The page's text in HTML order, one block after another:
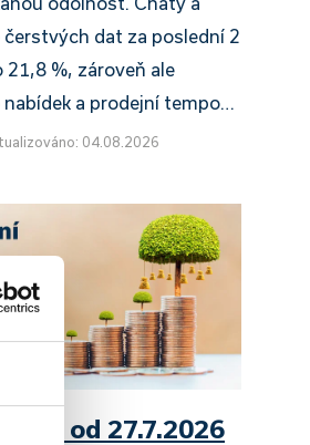
dat za poslední 2
21,8 %, zároveň ale
a prodejní tempo…
04.08.2026
Bank od 27.7.2026